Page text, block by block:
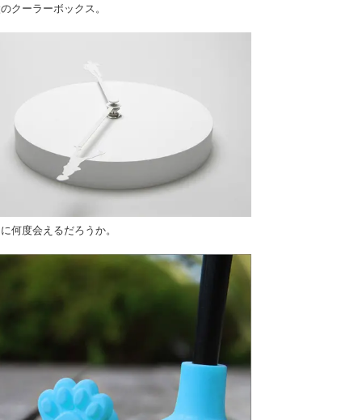
クーラーボックス。
何度会えるだろうか。